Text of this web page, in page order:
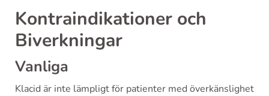
Kontraindikationer och
Biverkningar
Vanliga
Klacid är inte lämpligt för patienter med överkänslighet